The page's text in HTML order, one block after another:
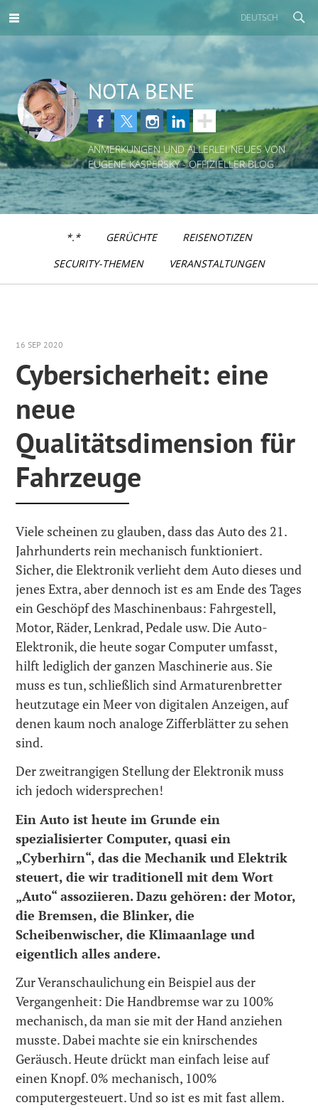
DEUTSCH
NOTA BENE
ANMERKUNGEN UND ALLERLEI NEUES VON
EUGENE KASPERSKY - OFFIZIELLER BLOG
*.* GERÜCHTE
REISENOTIZEN
SECURITY-THEMEN
VERANSTALTUNGEN
16 SEP 2020
Cybersicherheit: eine
neue
Qualitätsdimension für
Fahrzeuge
Viele scheinen zu glauben, dass das Auto des 21.
Jahrhunderts rein mechanisch funktioniert.
Sicher, die Elektronik verlieht dem Auto dieses und
jenes Extra, aber dennoch ist es am Ende des Tages
ein Geschöpf des Maschinenbaus: Fahrgestell,
Motor, Räder, Lenkrad, Pedale usw. Die Auto-
Elektronik, die heute sogar Computer umfasst,
hilft lediglich der ganzen Maschinerie aus. Sie
muss es tun, schließlich sind Armaturenbretter
heutzutage ein Meer von digitalen Anzeigen, auf
denen kaum noch analoge Zifferblätter zu sehen
sind.
Der zweitrangigen Stellung der Elektronik muss
ich jedoch widersprechen!
Ein Auto ist heute im Grunde ein
spezialisierter Computer, quasi ein
„Cyberhirn“, das die Mechanik und Elektrik
steuert, die wir traditionell mit dem Wort
„Auto“ assoziieren. Dazu gehören: der Motor,
die Bremsen, die Blinker, die
Scheibenwischer, die Klimaanlage und
eigentlich alles andere.
Zur Veranschaulichung ein Beispiel aus der
Vergangenheit: Die Handbremse war zu 100%
mechanisch, da man sie mit der Hand anziehen
musste. Dabei machte sie ein knirschendes
Geräusch. Heute drückt man einfach leise auf
einen Knopf. 0% mechanisch, 100%
computergesteuert. Und so ist es mit fast allem.